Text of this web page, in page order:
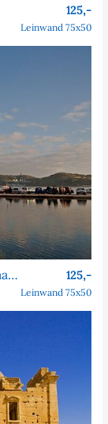
125,-
Leinwand 75x50
Goldene Stunde in Belém – Das Denkmal der Entdeckungen 125,-
Leinwand 75x50